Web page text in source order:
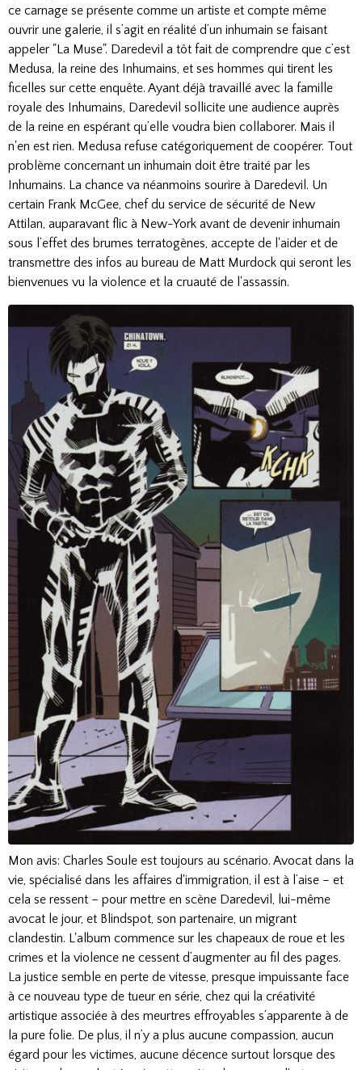
ce carnage se présente comme un artiste et compte même
ouvrir une galerie, il s’agit en réalité d’un inhumain se faisant
appeler "La Muse". Daredevil a tôt fait de comprendre que c’est
Medusa, la reine des Inhumains, et ses hommes qui tirent les
ficelles sur cette enquête. Ayant déjà travaillé avec la famille
royale des Inhumains, Daredevil sollicite une audience auprès
de la reine en espérant qu’elle voudra bien collaborer. Mais il
n'en est rien. Medusa refuse catégoriquement de coopérer. Tout
problème concernant un inhumain doit être traité par les
Inhumains. La chance va néanmoins sourire à Daredevil. Un
certain Frank McGee, chef du service de sécurité de New
Attilan, auparavant flic à New-York avant de devenir inhumain
sous l’effet des brumes terratogènes, accepte de l'aider et de
transmettre des infos au bureau de Matt Murdock qui seront les
bienvenues vu la violence et la cruauté de l'assassin.
Mon avis: Charles Soule est toujours au scénario. Avocat dans la
vie, spécialisé dans les affaires d'immigration, il est à l’aise – et
cela se ressent – pour mettre en scène Daredevil, lui-même
avocat le jour, et Blindspot, son partenaire, un migrant
clandestin. L'album commence sur les chapeaux de roue et les
crimes et la violence ne cessent d’augmenter au fil des pages.
La justice semble en perte de vitesse, presque impuissante face
à ce nouveau type de tueur en série, chez qui la créativité
artistique associée à des meurtres effroyables s’apparente à de
la pure folie. De plus, il n’y a plus aucune compassion, aucun
égard pour les victimes, aucune décence surtout lorsque des